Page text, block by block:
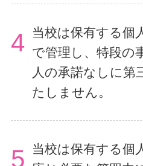
4
当校は保有する個
で管理し、特段の
人の承諾なしに第
たしません。
5
当校は保有する個